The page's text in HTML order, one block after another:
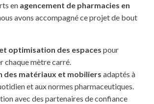
en agencement de pharmacies en
avons accompagné ce projet de bout
optimisation des espaces pour
chaque mètre carré.
des matériaux et mobiliers adaptés à
et aux normes pharmaceutiques.
avec des partenaires de confiance